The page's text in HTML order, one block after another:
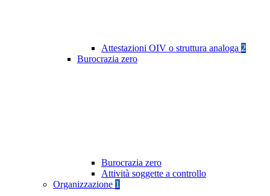
Attestazioni OIV o struttura analoga 2
Burocrazia zero
Burocrazia zero
Attività soggette a controllo
Organizzazione 1